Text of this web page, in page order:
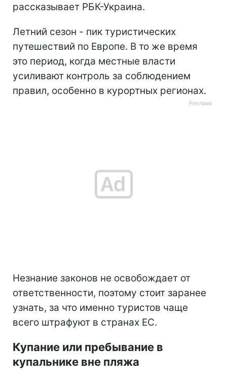
рассказывает РБК-Украина.
Летний сезон - пик туристических
путешествий по Европе. В то же время
это период, когда местные власти
усиливают контроль за соблюдением
правил, особенно в курортных регионах.
Незнание законов не освобождает от
ответственности, поэтому стоит заранее
узнать, за что именно туристов чаще
всего штрафуют в странах ЕС.
Купание или пребывание в
купальнике вне пляжа